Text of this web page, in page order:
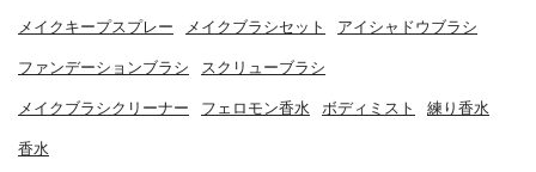
メイクキープスプレー メイクブラシセット アイシャドウブラシ
ファンデーションブラシ スクリューブラシ
メイクブラシクリーナー フェロモン香水 ボディミスト 練り香水
香水